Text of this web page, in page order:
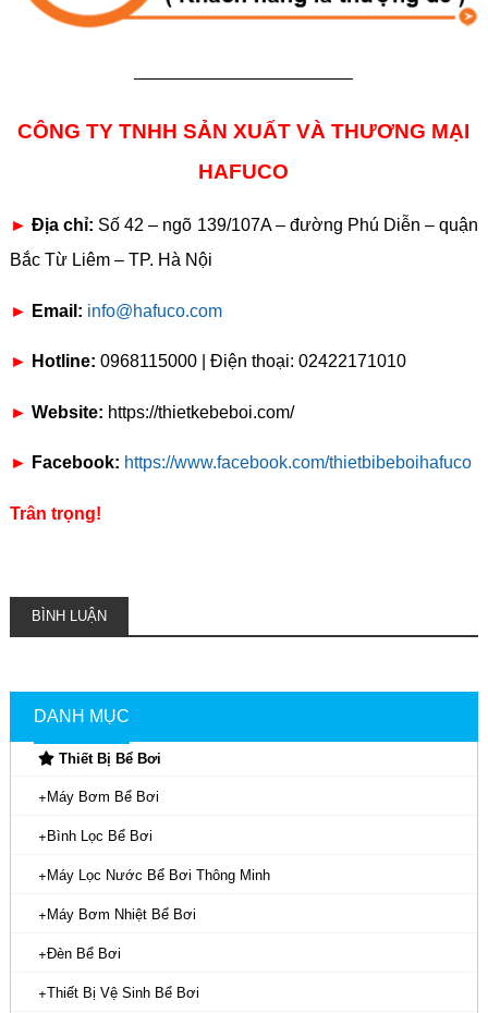
————————————–
CÔNG TY TNHH SẢN XUẤT VÀ THƯƠNG MẠI
HAFUCO
► Địa chỉ: Số 42 – ngõ 139/107A – đường Phú Diễn – quận
Bắc Từ Liêm – TP. Hà Nội
► Email: info@hafuco.com
► Hotline: 0968115000 | Điện thoại: 02422171010
► Website: https://thietkebeboi.com/
► Facebook: https://www.facebook.com/thietbibeboihafuco
Trân trọng!
BÌNH LUẬN
DANH MỤC
Thiết Bị Bể Bơi
Máy Bơm Bể Bơi
Bình Lọc Bể Bơi
Máy Lọc Nước Bể Bơi Thông Minh
Máy Bơm Nhiệt Bể Bơi
Đèn Bể Bơi
Thiết Bị Vệ Sinh Bể Bơi